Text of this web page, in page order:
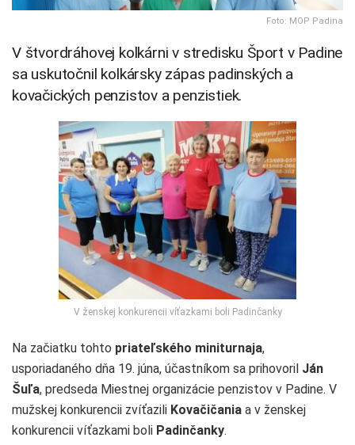
Foto: MOP Padina
V štvordráhovej kolkárni v stredisku Šport v Padine
sa uskutočnil kolkársky zápas padinských a
kovačických penzistov a penzistiek.
V ženskej konkurencii víťazkami boli Padinčanky
Na začiatku tohto priateľského miniturnaja,
usporiadaného dňa 19. júna, účastníkom sa prihovoril Ján
Šuľa, predseda Miestnej organizácie penzistov v Padine. V
mužskej konkurencii zvíťazili Kovačičania a v ženskej
konkurencii víťazkami boli Padinčanky.